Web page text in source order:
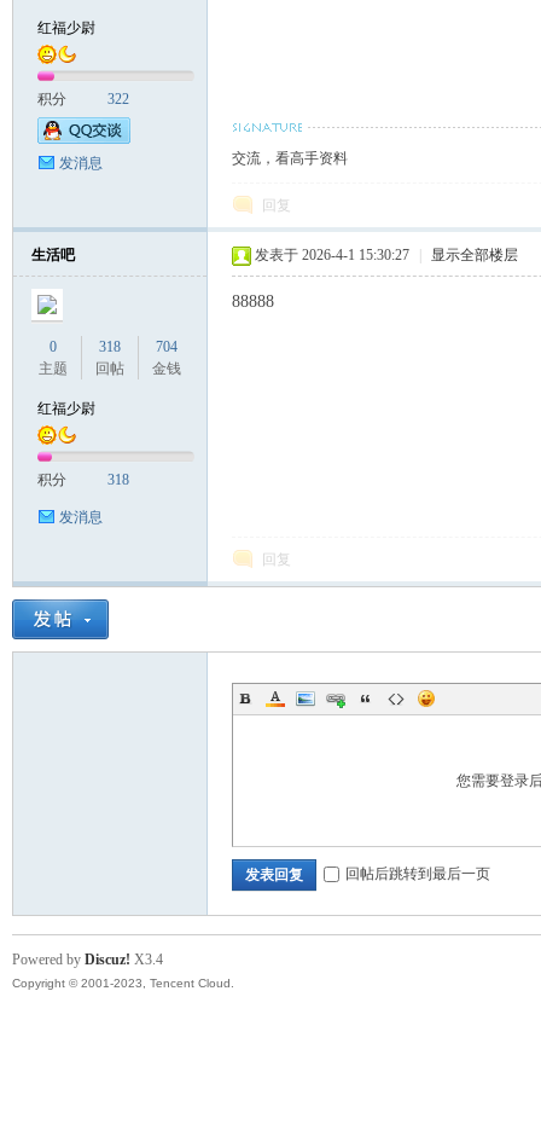
红福少尉
积分 322
发消息 交流，看高手资料
回复
生活吧
0
主题
318
回帖
704
金钱
红福少尉
积分 318
发消息
发表于 2026-4-1 15:30:27 显示全部楼层
88888
回复
您需要登录
发表回复 回帖后跳转到最后一页
Powered by Discuz! X3.4
Copyright © 2001-2023, Tencent Cloud.